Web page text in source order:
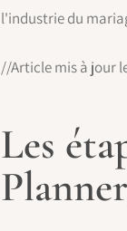
l'industrie du
//Article mis à jour
Les